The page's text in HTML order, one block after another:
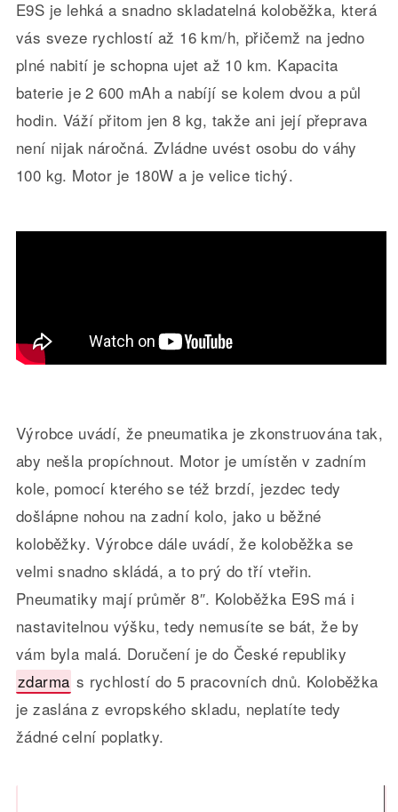
E9S je lehká a snadno skladatelná koloběžka, která
vás sveze rychlostí až 16 km/h, přičemž na jedno
plné nabití je schopna ujet až 10 km. Kapacita
baterie je 2 600 mAh a nabíjí se kolem dvou a půl
hodin. Váží přitom jen 8 kg, takže ani její přeprava
není nijak náročná. Zvládne uvést osobu do váhy
100 kg. Motor je 180W a je velice tichý.
Výrobce uvádí, že pneumatika je zkonstruována tak,
aby nešla propíchnout. Motor je umístěn v zadním
kole, pomocí kterého se též brzdí, jezdec tedy
došlápne nohou na zadní kolo, jako u běžné
koloběžky. Výrobce dále uvádí, že koloběžka se
velmi snadno skládá, a to prý do tří vteřin.
Pneumatiky mají průměr 8″. Koloběžka E9S má i
nastavitelnou výšku, tedy nemusíte se bát, že by
vám byla malá. Doručení je do České republiky
zdarma s rychlostí do 5 pracovních dnů. Koloběžka
je zaslána z evropského skladu, neplatíte tedy
žádné celní poplatky.